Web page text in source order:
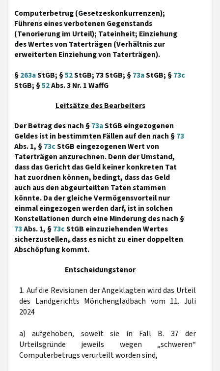
Computerbetrug (Gesetzeskonkurrenzen);
Führens eines verbotenen Gegenstands
(Tenorierung im Urteil); Tateinheit; Einziehung
des Wertes von Taterträgen (Verhältnis zur
erweiterten Einziehung von Taterträgen).
§263aStGB; §52StGB; 73 StGB; §73aStGB; §73c
StGB; §52Abs. 3 Nr. 1 WaffG
Leitsätze des Bearbeiters
Der Betrag des nach §73aStGB eingezogenen
Geldes ist in bestimmten Fällen auf den nach §73
Abs. 1, §73cStGB eingezogenen Wert von
Taterträgen anzurechnen. Denn der Umstand,
dass das Gericht das Geld keiner konkreten Tat
hat zuordnen können, bedingt, dass das Geld
auch aus den abgeurteilten Taten stammen
könnte. Da der gleiche Vermögensvorteil nur
einmal eingezogen werden darf, ist in solchen
Konstellationen durch eine Minderung des nach §
73Abs. 1, §73cStGB einzuziehenden Wertes
sicherzustellen, dass es nicht zu einer doppelten
Abschöpfung kommt.
Entscheidungstenor
1. Auf die Revisionen der Angeklagten wird das Urteil
des Landgerichts Mönchengladbach vom 11. Juli
2024
a) aufgehoben, soweit sie in Fall B. 37 der
Urteilsgründe jeweils wegen „schweren“
Computerbetrugs verurteilt worden sind,